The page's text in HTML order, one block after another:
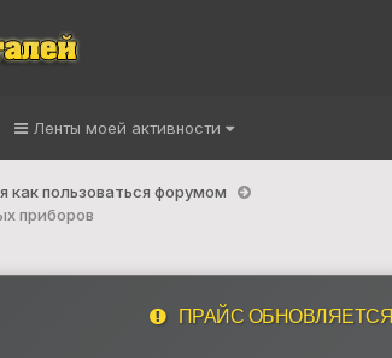
Ленты моей активности
как пользоваться форумом
приборов
ПРАЙС ОБНОВЛЯЕТСЯ